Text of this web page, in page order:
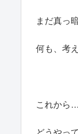
まだ真っ
何も、考
これから…